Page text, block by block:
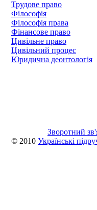
Трудове право
Філософія
Філософія права
Фінансове право
Цивільне право
Цивільний процес
Юридична деонтологія
Зворотний
© 2010 Українські